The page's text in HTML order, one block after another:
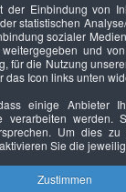
Events an diesem
Events an diesem
Events an diesem
der Einbindung von
statistischen
sozialer
und
für die Nutzung
das Icon links unten
einige Anbieter
verarbeiten
Um dies
Sie die
Zustimmen